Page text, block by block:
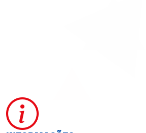
INFORMAÇÕES